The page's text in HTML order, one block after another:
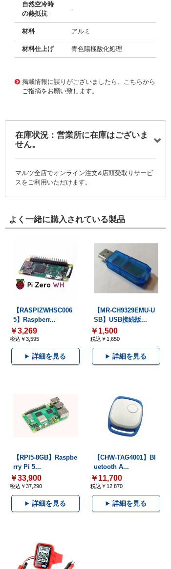
自然空冷時
の熱抵抗
-
材料 アルミ
材料仕上げ 青色陽極酸化処理
掲載情報に誤りがございましたら、こちらから
ご指摘をお願い致します。
在庫状況：営業所に在庫はございま
せん。
マルツ全店でオンライン注文&店頭受取りサービ
スをご利用いただけます。
よく一緒に購入されている製品
【RASPIZWHSC006
5】Raspberr...
￥3,269
税込￥3,595
詳細を見る
【MR-CH9329EMU-U
SB】USB接続版...
￥1,500
税込￥1,650
詳細を見る
【RPI5-8GB】Raspbe
rry Pi 5...
￥33,900
税込￥37,290
詳細を見る
【CHW-TAG4001】Bl
uetooth A...
￥11,700
税込￥12,870
詳細を見る